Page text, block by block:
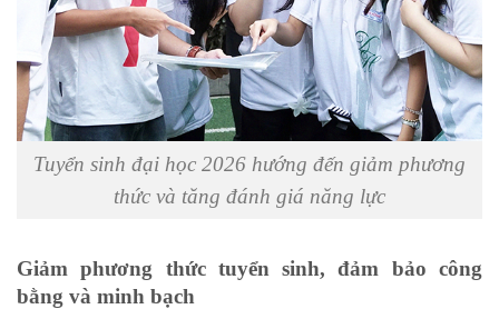
Tuyển sinh đại học 2026 hướng đến giảm phương
thức và tăng đánh giá năng lực
Giảm phương thức tuyển sinh, đảm bảo công
bằng và minh bạch